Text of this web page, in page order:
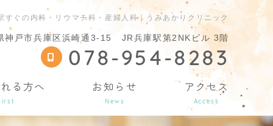
すぐの内科・リウマチ科・産婦人科｜うみあかりクリニック
神戸市兵庫区浜崎通3-15 JR兵庫駅第2NKビル 3階
078-954-8283
る方へ お知らせ
News
アクセス
Access